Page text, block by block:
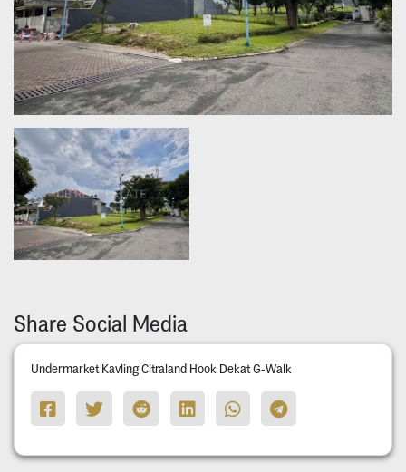
Share Social Media
Undermarket Kavling Citraland Hook Dekat G-Walk